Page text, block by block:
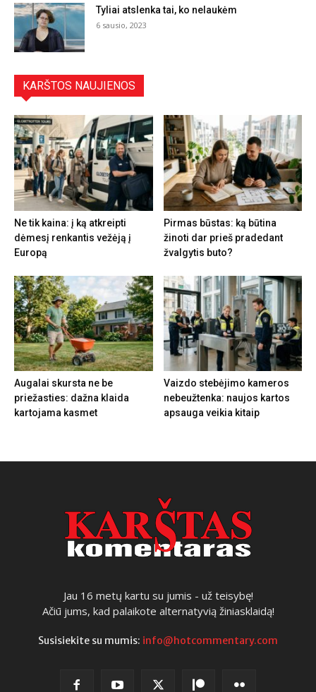
Tyliai atslenka tai, ko nelaukėm
6 sausio, 2023
KARŠTOS NAUJIENOS
Ne tik kaina: į ką atkreipti
dėmesį renkantis vežėją į
Europą
Pirmas būstas: ką būtina
žinoti dar prieš pradedant
žvalgytis buto?
Augalai skursta ne be
priežasties: dažna klaida
kartojama kasmet
Vaizdo stebėjimo kameros
nebeužtenka: naujos kartos
apsauga veikia kitaip
Jau 16 metų kartu su jumis - už teisybę!
Ačiū jums, kad palaikote alternatyvią žiniasklaidą!
Susisiekite su mumis: info@hotcommentary.com